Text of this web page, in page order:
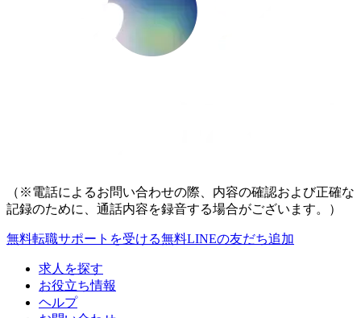
（※電話によるお問い合わせの際、内容の確認および正確な
記録のために、通話内容を録音する場合がございます。）
無料転職サポートを受ける無料LINEの友だち追加
求人を探す
お役立ち情報
ヘルプ